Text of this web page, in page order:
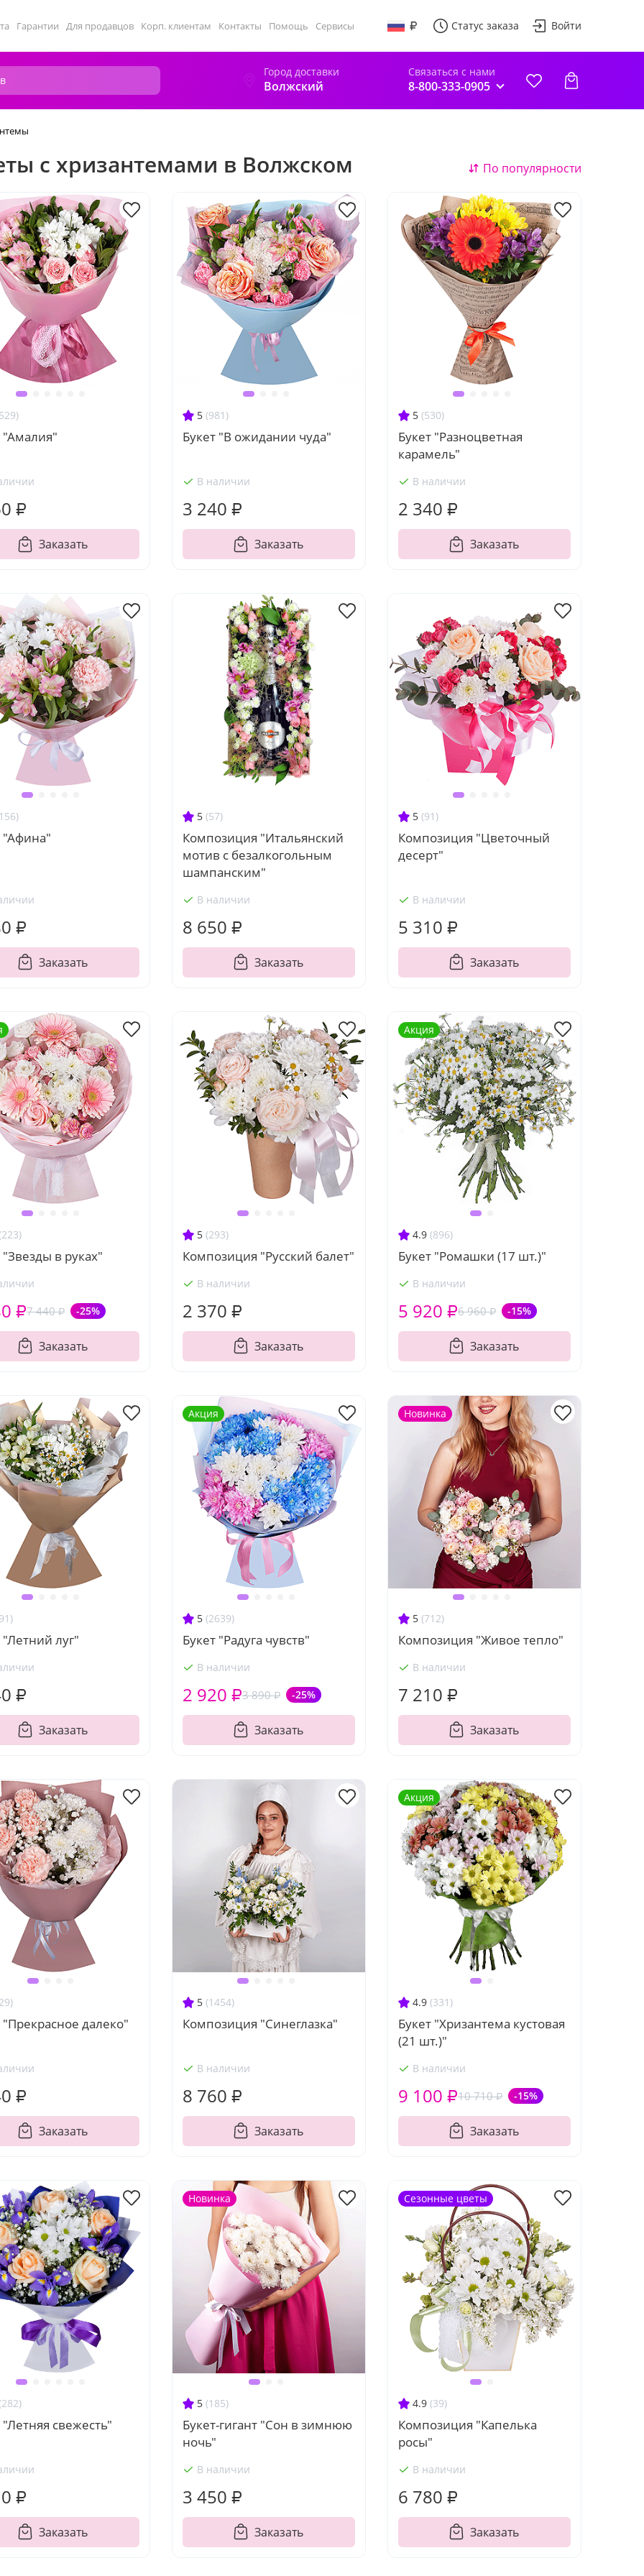
Гарантии Для продавцов Корп. клиентам Контакты Помощь Сервисы Статус заказа Войти
Город доставки
Волжский
Связаться с нами
8-800-333-0905
с хризантемами в Волжском По популярности
"Амалия"
₽
Заказать
5 (981)
Букет "В ожидании чуда"
В наличии
3 240 ₽
Заказать
5 (530)
Букет "Разноцветная
карамель"
В наличии
2 340 ₽
Заказать
"Афина"
₽
Заказать
5 (57)
Композиция "Итальянский
мотив с безалкогольным
шампанским"
В наличии
8 650 ₽
Заказать
5 (91)
Композиция "Цветочный
десерт"
В наличии
5 310 ₽
Заказать
"Звезды в руках"
7 440 ₽ -25%
₽
Заказать
5 (293)
Композиция "Русский балет"
В наличии
2 370 ₽
Заказать
4.9 (896)
Букет "Ромашки (17 шт.)"
В наличии
6 960 ₽ -15%
5 920 ₽
Заказать
Акция
"Летний луг"
₽
Заказать
5 (2639)
Букет "Радуга чувств"
В наличии
3 890 ₽ -25%
2 920 ₽
Заказать
Акция
5 (712)
Композиция "Живое тепло"
В наличии
7 210 ₽
Заказать
Новинка
"Прекрасное далеко"
₽
Заказать
5 (1454)
Композиция "Синеглазка"
В наличии
8 760 ₽
Заказать
4.9 (331)
Букет "Хризантема кустовая
(21 шт.)"
В наличии
10 710 ₽ -15%
9 100 ₽
Заказать
Акция
"Летняя свежесть"
₽
Заказать
5 (185)
Букет-гигант "Сон в зимнюю
ночь"
В наличии
3 450 ₽
Заказать
Новинка
4.9 (39)
Композиция "Капелька
росы"
В наличии
6 780 ₽
Заказать
Сезонные цветы